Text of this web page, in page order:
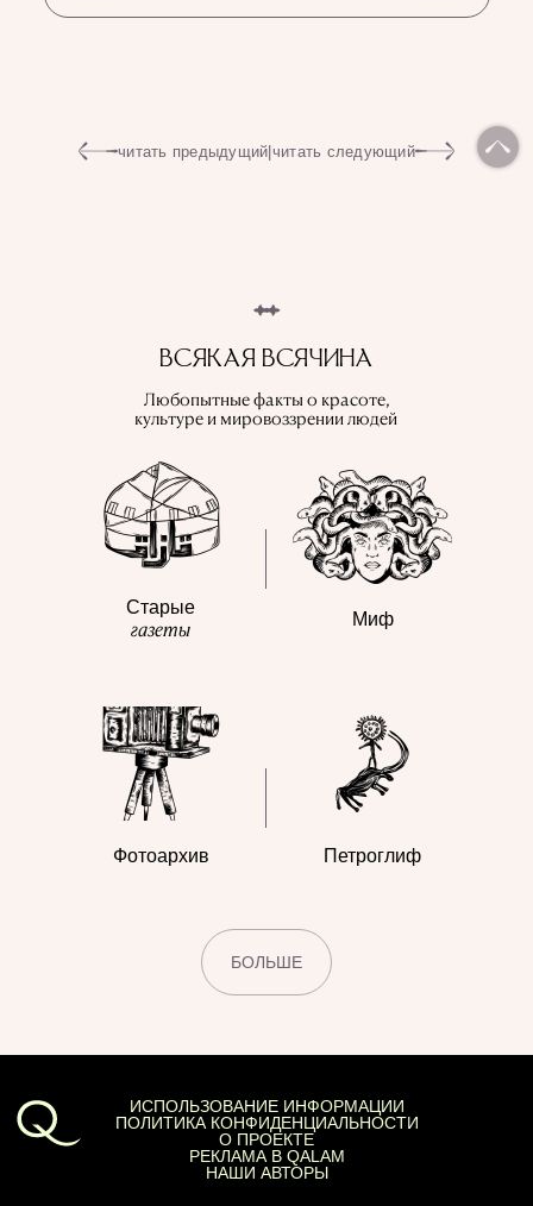
читать предыдущий читать следующий
ВСЯКАЯ ВСЯЧИНА
Любопытные факты о красоте,
культуре и мировоззрении людей
Старые
газеты Миф
Фотоархив Петроглиф
БОЛЬШЕ
ИСПОЛЬЗОВАНИЕ ИНФОРМАЦИИ
ПОЛИТИКА КОНФИДЕНЦИАЛЬНОСТИ
О ПРОЕКТЕ
РЕКЛАМА В QALAM
НАШИ АВТОРЫ